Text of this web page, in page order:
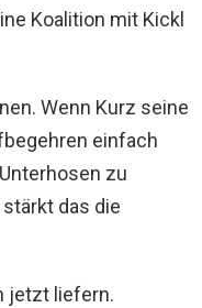
Koalition mit Kickl
Wenn Kurz seine
einfach
zu
das die
jetzt liefern.